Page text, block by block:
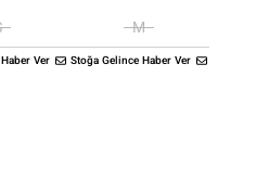
Ver Stoğa Gelince Haber Ver
M